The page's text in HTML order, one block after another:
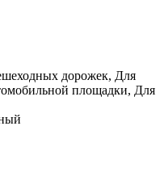
дорожек, Для
площадки, Для